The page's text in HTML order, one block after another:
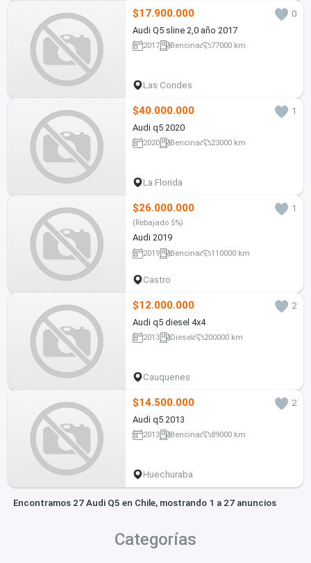
$17.900.000
0
Audi Q5 sline 2,0 año 2017
2017 Bencina 77000 km
Las Condes
$40.000.000
1
Audi q5 2020
2020 Bencina 23000 km
La Florida
$26.000.000 1
(Rebajado 5%)
Audi 2019
2019 Bencina 110000 km
Castro
$12.000.000
2
Audi q5 diesel 4x4
2013 Diesel 200000 km
Cauquenes
$14.500.000
2
Audi q5 2013
2013 Bencina 89000 km
Huechuraba
Encontramos 27 Audi Q5 en Chile, mostrando 1 a 27 anuncios
Categorías